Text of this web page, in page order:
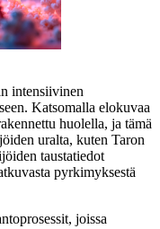
intensiivinen
Katsomalla elokuvaa
huolella, ja tämä
uralta, kuten Taron
taustatiedot
pyrkimyksestä
joissa